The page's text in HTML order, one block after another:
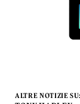
ALTRE NOTIZIE SU: